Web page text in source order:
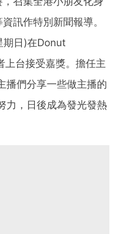
訊作特別新聞報導。
日)在Donut
上台接受嘉獎。擔任主
播們分享一些做主播的
力，日後成為發光發熱